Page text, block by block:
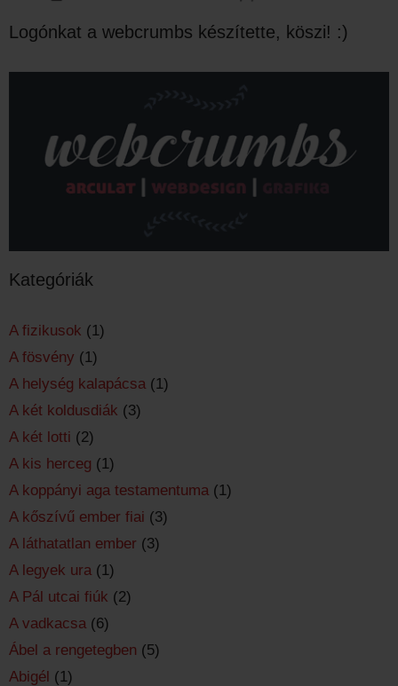
Logónkat a webcrumbs készítette, köszi! :)
Kategóriák
A fizikusok (1)
A fösvény (1)
A helység kalapácsa (1)
A két koldusdiák (3)
A két lotti (2)
A kis herceg (1)
A koppányi aga testamentuma (1)
A kőszívű ember fiai (3)
A láthatatlan ember (3)
A legyek ura (1)
A Pál utcai fiúk (2)
A vadkacsa (6)
Ábel a rengetegben (5)
Abigél (1)